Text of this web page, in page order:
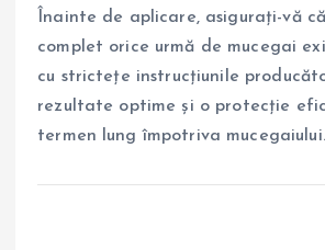
Înainte de aplicare, asigurați-vă
complet orice urmă de mucegai
cu strictețe instrucțiunile
rezultate optime și o protecție
termen lung împotriva mucegaiului.